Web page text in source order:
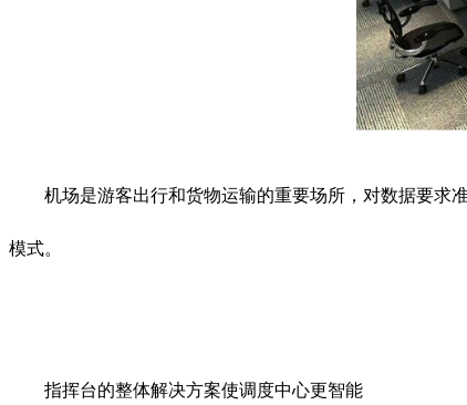
机场是游客出行和货物运输的重要场所，对数据要求准
模式。
指挥台的整体解决方案使调度中心更智能